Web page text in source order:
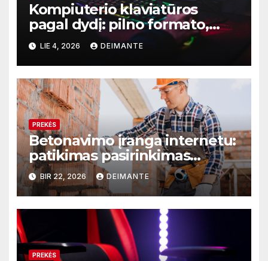
Kompiuterio klaviatūros
pagal dydį: pilno formato,
TKL ar kompaktiškas
modelis?
LIE 4, 2026 DEIMANTE
PREKĖS
Betonavimo įranga internetu:
patikimas pasirinkimas
Constech
BIR 22, 2026 DEIMANTE
PREKĖS